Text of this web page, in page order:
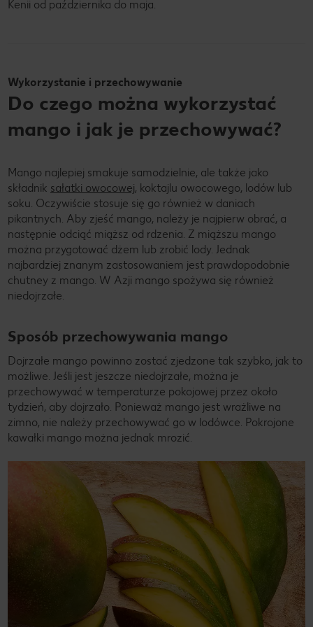
Kenii od października do maja.
Wykorzystanie i przechowywanie
Do czego można wykorzystać
mango i jak je przechowywać?
Mango najlepiej smakuje samodzielnie, ale także jako
składnik sałatki owocowej, koktajlu owocowego, lodów lub
soku. Oczywiście stosuje się go również w daniach
pikantnych. Aby zjeść mango, należy je najpierw obrać, a
następnie odciąć miąższ od rdzenia. Z miąższu mango
można przygotować dżem lub zrobić lody. Jednak
najbardziej znanym zastosowaniem jest prawdopodobnie
chutney z mango. W Azji mango spożywa się również
niedojrzałe.
Sposób przechowywania mango
Dojrzałe mango powinno zostać zjedzone tak szybko, jak to
możliwe. Jeśli jest jeszcze niedojrzałe, można je
przechowywać w temperaturze pokojowej przez około
tydzień, aby dojrzało. Ponieważ mango jest wrażliwe na
zimno, nie należy przechowywać go w lodówce. Pokrojone
kawałki mango można jednak mrozić.